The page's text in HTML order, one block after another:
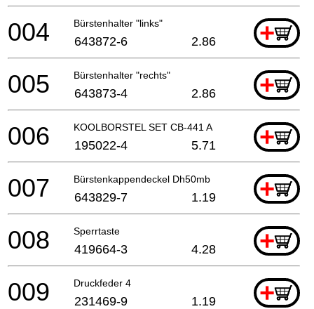
Bürstenhalter "links" +
004 643872-6 2.86
Bürstenhalter "rechts" +
005 643873-4 2.86
KOOLBORSTEL SET CB-441 A +
006 195022-4 5.71
Bürstenkappendeckel Dh50mb +
007 643829-7 1.19
Sperrtaste +
008 419664-3 4.28
Druckfeder 4 +
009 231469-9 1.19